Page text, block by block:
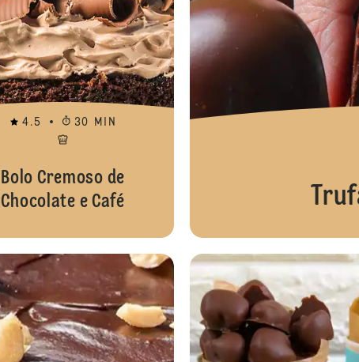
4.5 30 MIN
Bolo Cremoso de
Chocolate e Café
Bolo de Cenoura Formigueiro